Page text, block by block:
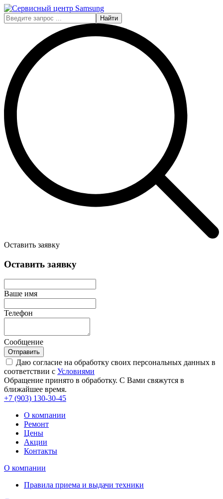
Найти
Оставить заявку
Оставить заявку
Ваше имя
Телефон
Сообщение
Отправить
Даю согласие на обработку своих персональных данных в
соответствии с Условиями
Обращение принято в обработку. С Вами свяжутся в
ближайшее время.
+7 (903) 130-30-45
О компании
Ремонт
Цены
Акции
Контакты
О компании
Правила приема и выдачи техники